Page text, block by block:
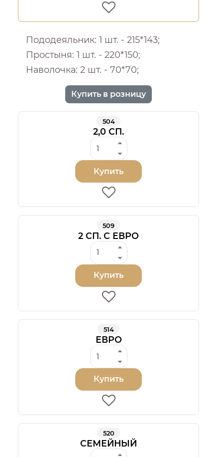
Пододеяльник: 1 шт. - 215*143;
Простыня: 1 шт. - 220*150;
Наволочка: 2 шт. - 70*70;
Купить в розницу
504
2,0 СП.
Купить
509
2 СП. С ЕВРО
Купить
514
ЕВРО
Купить
520
СЕМЕЙНЫЙ